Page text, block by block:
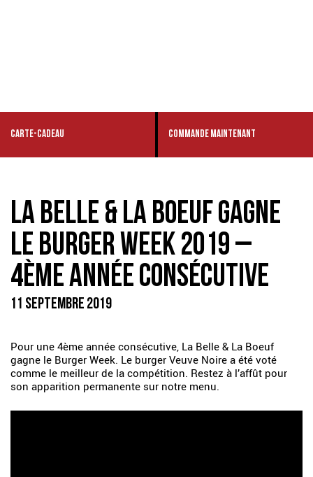
CARTE-CADEAU COMMANDE MAINTENANT
LA BELLE & LA BOEUF GAGNE
LE BURGER WEEK 2019 –
4ÈME ANNÉE CONSÉCUTIVE
11 SEPTEMBRE 2019
Pour une 4ème année consécutive, La Belle & La Boeuf
gagne le Burger Week. Le burger Veuve Noire a été voté
comme le meilleur de la compétition. Restez à l’affût pour
son apparition permanente sur notre menu.